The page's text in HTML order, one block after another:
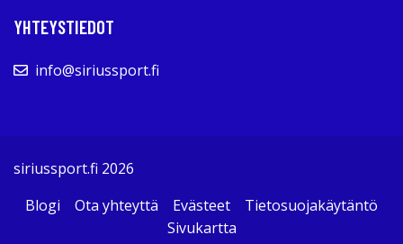
YHTEYSTIEDOT
info@siriussport.fi
siriussport.fi 2026
Blogi
Ota yhteyttä Evästeet
Tietosuojakäytäntö
Sivukartta